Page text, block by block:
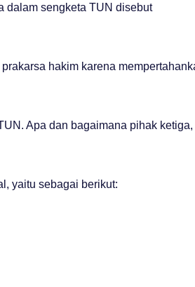
dalam sengketa TUN disebut
hakim karena
Apa dan bagaimana pihak ketiga,
yaitu sebagai berikut: